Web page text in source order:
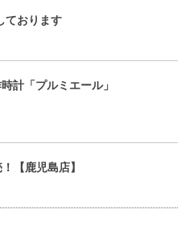
ております
計「プルミエール」
【鹿児島店】